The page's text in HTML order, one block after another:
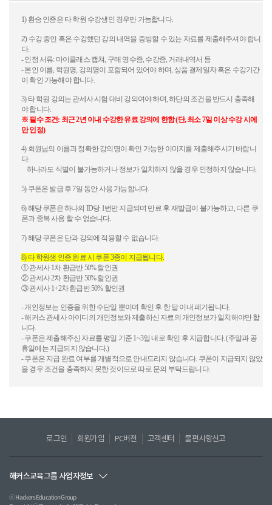
1) 환승 인증은 타학원 수강생인 경우만 가능합니다.
2) 수강 중인 혹은 수강했던 강의 내역을 증빙할 수 있는 자료를 제출해주셔야 합니
다.
-인정 서류: 마이클래스 캡쳐 구매 영수증 수강증 거래내역서 등
-본인 이름 학원명 강의명이 포함되어 있어야하며 상품 결제일자 혹은 수강기간
이 확인 가능해야 합니다.
3) 타 학원 강의는 관세사시험 대비 강의여야하며 ,하단의 조건을 반드시 충족해
야합니다.
※ 필수 조건: 최근2년 이내 수강한유료 강의에 한함 (단, 최소 7일 이상 수강 시에
만 인정)
4) 회원님의 이름과정확한 강의명이 확인 가능한 이미지를 제출해주시기 바랍니
다.
하나라도 식별이 불가능하거나 정보가 일치하지 않을 경우 인정하지 않습니다.
5) 쿠폰은 발급 후7일 동안 사용 가능합니다.
6)해당 쿠폰은하나의 ID당1번만지급되며 만료 후 재발급이 불가능하고 다른 쿠
폰과 중복 사용 할 수 없습니다.
7)해당 쿠폰은 단과 강의에 적용할 수 없습니다.
8) 타 학원생 인증 완료 시 쿠폰3종이 지급됩니다.
①관세사1차 환급반50%할인권
②관세사2차 환급반50%할인권
③관세사1+2차 환급반50% 할인권
-개인정보는 인증을 위한 수단일 뿐이며 확인 후 한 달이내폐기됩니다.
-해커스 관세사 아이디의 개인정보와제출하신 자료의 개인정보가 일치해야만합
니다.
-쿠폰은제출해주신 자료를평일 기준 1~3일 내로 확인 후 지급합니다. (주말과 공
휴일에는 지급되지 않습니다.)
-쿠폰은 지급 완료 여부를 개별적으로 안내드리지 않습니다. 쿠폰이 지급되지 않았
을 경우 조건을 충족하지 못한것이므로 따로 문의 부탁드립니다.
로그인 회원가입 PC버전 고객센터 불편사항신고
해커스교육그룹 사업자정보
ⓒ Hackers Education Group